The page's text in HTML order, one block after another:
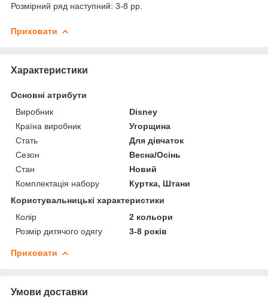
Розмірний ряд наступний: 3-8 рр.
Приховати
Характеристики
Основні атрибути
Виробник
Disney
Країна виробник
Угорщина
Стать
Для дівчаток
Сезон
Весна/Осінь
Стан
Новий
Комплектація набору
Куртка, Штани
Користувальницькі характеристики
Колір
2 кольори
Розмір дитячого одягу
3-8 років
Приховати
Умови доставки